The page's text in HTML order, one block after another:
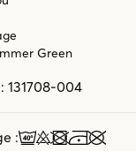
Green
: 131708-004
: